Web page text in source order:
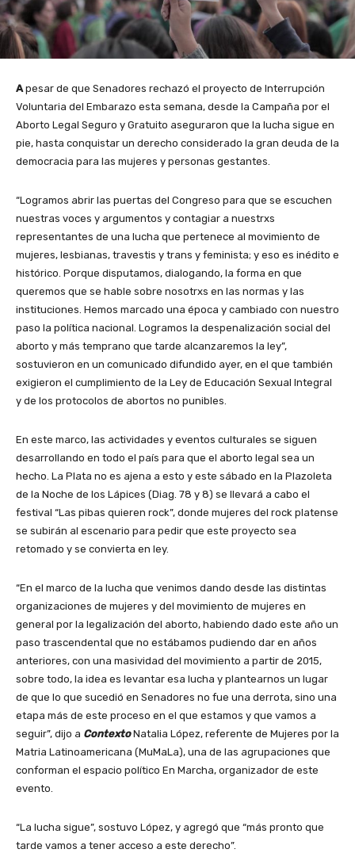
Apesar de que Senadores rechazó el proyecto de Interrupción
Voluntaria del Embarazo esta semana, desde la Campaña por el
Aborto Legal Seguro y Gratuito aseguraron que la lucha sigue en
pie, hasta conquistar un derecho considerado la gran deuda de la
democracia para las mujeres y personas gestantes.
“Logramos abrir las puertas del Congreso para que se escuchen
nuestras voces y argumentos y contagiar a nuestrxs
representantes de una lucha que pertenece al movimiento de
mujeres, lesbianas, travestis y trans y feminista; y eso es inédito e
histórico. Porque disputamos, dialogando, la forma en que
queremos que se hable sobre nosotrxs en las normas y las
instituciones. Hemos marcado una época y cambiado con nuestro
paso la política nacional. Logramos la despenalización social del
aborto y más temprano que tarde alcanzaremos la ley”,
sostuvieron en un comunicado difundido ayer, en el que también
exigieron el cumplimiento de la Ley de Educación Sexual Integral
y de los protocolos de abortos no punibles.
En este marco, las actividades y eventos culturales se siguen
desarrollando en todo el país para que el aborto legal sea un
hecho. La Plata no es ajena a esto y este sábado en la Plazoleta
de la Noche de los Lápices (Diag. 78 y 8) se llevará a cabo el
festival “Las pibas quieren rock”, donde mujeres del rock platense
se subirán al escenario para pedir que este proyecto sea
retomado y se convierta en ley.
“En el marco de la lucha que venimos dando desde las distintas
organizaciones de mujeres y del movimiento de mujeres en
general por la legalización del aborto, habiendo dado este año un
paso trascendental que no estábamos pudiendo dar en años
anteriores, con una masividad del movimiento a partir de 2015,
sobre todo, la idea es levantar esa lucha y plantearnos un lugar
de que lo que sucedió en Senadores no fue una derrota, sino una
etapa más de este proceso en el que estamos y que vamos a
seguir”, dijo a ContextoNatalia López, referente de Mujeres por la
Matria Latinoamericana (MuMaLa), una de las agrupaciones que
conforman el espacio político En Marcha, organizador de este
evento.
“La lucha sigue”, sostuvo López, y agregó que “más pronto que
tarde vamos a tener acceso a este derecho”.